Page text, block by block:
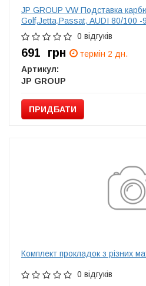
JP GROUP VW Подставка
Golf,Jetta,Passat, AUDI 80/100 -
0 відгуків
691 грн
термін 2 дн.
Артикул:
JP GROUP
ПРИДБАТИ
Комплект прокладок з різних
0 відгуків